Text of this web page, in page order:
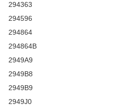
294363
294596
294864
294864B
2949A9
2949B8
2949B9
2949J0